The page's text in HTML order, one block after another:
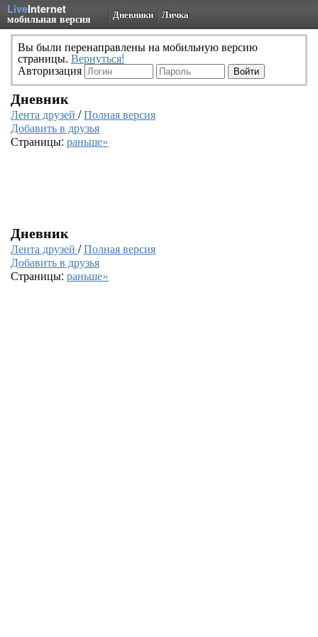
LiveInternet
мобильная версия Дневники Личка
Вы были перенаправлены на мобильную версию
страницы. Вернуться!
Авторизация
Дневник
Лента друзей /Полная версия
Добавить в друзья
Страницы: раньше»
Дневник
Лента друзей /Полная версия
Добавить в друзья
Страницы: раньше»